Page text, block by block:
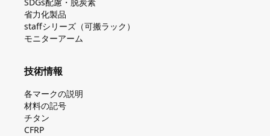
省力化製品
staffシリーズ（可搬ラック）
モニターアーム
技術情報
各マークの説明
材料の記号
チタン
CFRP